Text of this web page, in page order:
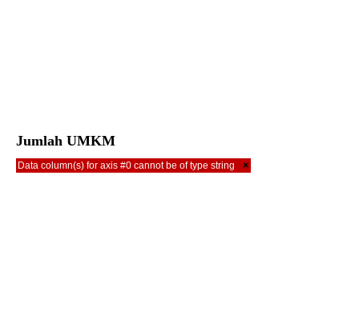
Jumlah UMKM
Data column(s) for axis #0 cannot be of type string ×